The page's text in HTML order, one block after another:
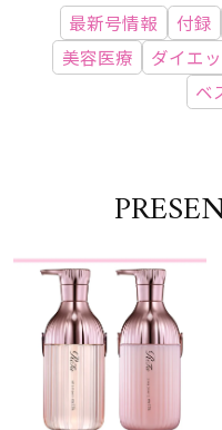
最新号情報 付録
美容医療
ダイエ
ベ